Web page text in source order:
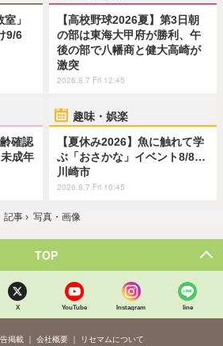
」
9/6
【高校野球2026夏】第3日朝
の部は東海大甲府が勝利、午
後の部で八幡商と健大高崎が
激突
2026.8.7 Fri 12:45
確認
成年
趣味・娯楽
【夏休み2026】魚に触れて学
ぶ「おさかな」イベント8/8…
川崎市
2026.8.7 Fri 10:45
記事 › 写真・画像
TOP
X YouTube Instagram line
掲載 会社概要
リセマムについて